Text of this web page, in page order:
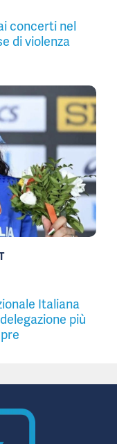
concerti nel
di violenza
Italiana
più